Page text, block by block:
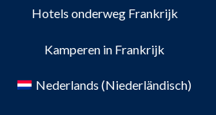
Hotels onderweg Frankrijk
Kamperen in Frankrijk
Nederlands (Niederländisch)